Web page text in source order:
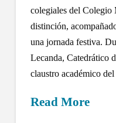
colegiales del Colegio
distinción,
una jornada festiva.
Lecanda, Catedrático
claustro académico
Read More